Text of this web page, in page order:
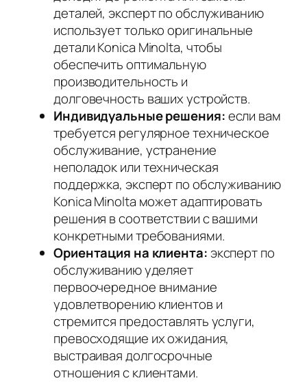
деталей, эксперт по обслуживанию
использует только оригинальные
детали Konica Minolta, чтобы
обеспечить оптимальную
производительность и
долговечность ваших устройств.
Индивидуальные решения:если вам
требуется регулярное техническое
обслуживание, устранение
неполадок или техническая
поддержка, эксперт по обслуживанию
Konica Minolta может адаптировать
решения в соответствии с вашими
конкретными требованиями.
Ориентация на клиента:эксперт по
обслуживанию уделяет
первоочередное внимание
удовлетворению клиентов и
стремится предоставлять услуги,
превосходящие их ожидания,
выстраивая долгосрочные
отношения с клиентами.